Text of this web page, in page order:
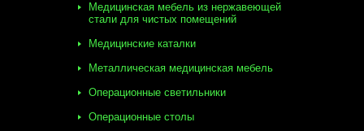
Медицинская мебель из нержавеющей
стали для чистых помещений
Медицинские каталки
Металлическая медицинская мебель
Операционные светильники
Операционные столы